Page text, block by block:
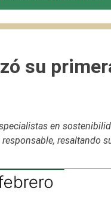
su
en
resaltando